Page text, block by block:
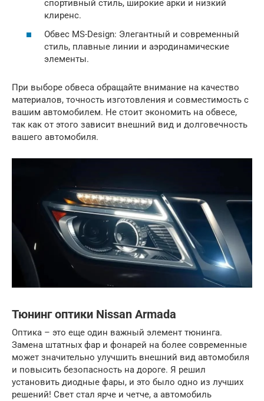
спортивный стиль, широкие арки и низкий
клиренс.
Обвес MS-Design: Элегантный и современный
стиль, плавные линии и аэродинамические
элементы.
При выборе обвеса обращайте внимание на качество
материалов, точность изготовления и совместимость с
вашим автомобилем. Не стоит экономить на обвесе,
так как от этого зависит внешний вид и долговечность
вашего автомобиля.
Тюнинг оптики Nissan Armada
Оптика – это еще один важный элемент тюнинга.
Замена штатных фар и фонарей на более современные
может значительно улучшить внешний вид автомобиля
и повысить безопасность на дороге. Я решил
установить диодные фары, и это было одно из лучших
решений! Свет стал ярче и четче, а автомобиль